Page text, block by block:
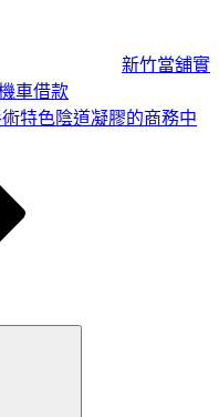
新竹當舖實
車借款
特色陰道凝膠的商務中